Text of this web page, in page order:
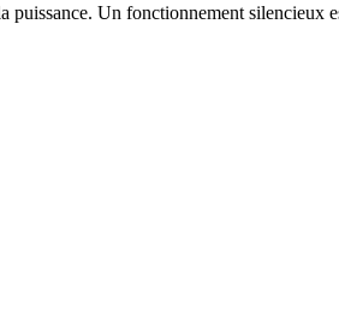
puissance. Un fonctionnement silencieux